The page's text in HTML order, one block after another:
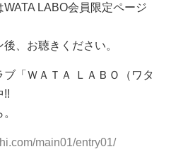
LABO会員限定ページ
、お聴きください。
「ＷＡＴＡ ＬＡＢＯ（ワタ
!!
main01/entry01/